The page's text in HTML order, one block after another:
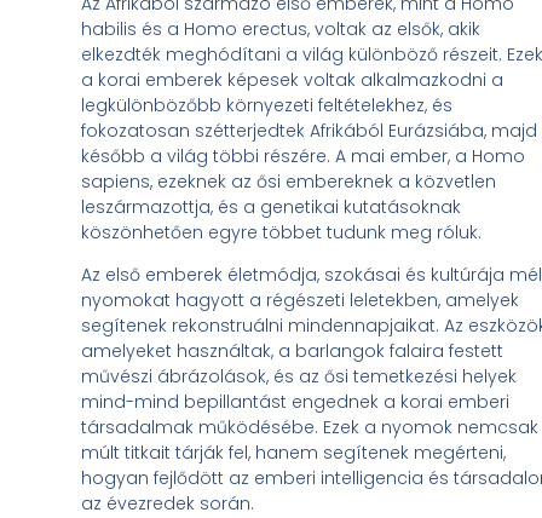
habilis és a Homo erectus, voltak az elsők, akik
elkezdték meghódítani a világ különböző részeit. Ezek
a korai emberek képesek voltak alkalmazkodni a
legkülönbözőbb környezeti feltételekhez, és
fokozatosan szétterjedtek Afrikából Eurázsiába, majd
később a világ többi részére. A mai ember, a Homo
sapiens, ezeknek az ősi embereknek a közvetlen
leszármazottja, és a genetikai kutatásoknak
köszönhetően egyre többet tudunk meg róluk.
Az első emberek életmódja, szokásai és kultúrája
nyomokat hagyott a régészeti leletekben, amelyek
segítenek rekonstruálni mindennapjaikat. Az
amelyeket használtak, a barlangok falaira festett
művészi ábrázolások, és az ősi temetkezési helyek
mind-mind bepillantást engednek a korai emberi
társadalmak működésébe. Ezek a nyomok
múlt titkait tárják fel, hanem segítenek megérteni,
hogyan fejlődött az emberi intelligencia és
az évezredek során.